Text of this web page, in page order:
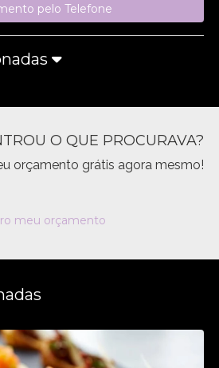
pelo Telefone
O QUE PROCURAVA?
orçamento grátis agora mesmo!
meu orçamento